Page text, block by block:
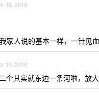
19, 2018
家人说的基本一样，一针见
19, 2018
个其实就东边一条河啦，放